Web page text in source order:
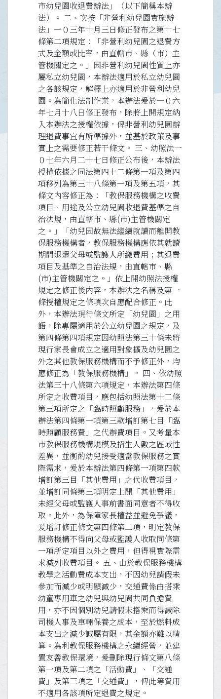
市幼兒園收退費辦法」（以下簡稱本辦
法）。 二、次按「非營利幼兒園實施辦
法」一０三年十月三日修正發布之第十七
條第二項規定：「非營利幼兒園之退費方
式及金額或比率，由直轄市、縣（市）主
管機關定之。」因非營利幼兒園性質上亦
屬私立幼兒園，本辦法適用於私立幼兒園
之各該規定，解釋上亦適用於非營利幼兒
園。為簡化法制作業，本辦法爰於一０六
年七月十八日修正發布，除將上開規定納
入本辦法之授權依據，俾非營利幼兒園辦
理退費事宜有所準據外，並基於政策及事
實上之需要修正若干條文。 三、幼照法一
０七年六月二十七日修正公布後，本辦法
授權依據之同法第四十二條第一項及第四
項移列為第三十八條第一項及第五項，其
條文內容修正為：「教保服務機構之收費
項目、用途及公立幼兒園收退費基準之自
治法規，由直轄市、縣(市)主管機關定
之。」「幼兒因故無法繼續就讀而離開教
保服務機構者，教保服務機構應依其就讀
期間退還父母或監護人所繳費用；其退費
項目及基準之自治法規，由直轄市、縣
(市)主管機關定之。」依上開幼照法授權
規定之修正後內容，本辦法之名稱及第一
條授權規定之條項次自應配合修正。此
外，本辦法現行條文所定「幼兒園」之用
語，除專屬適用於公立幼兒園之規定，及
第四條第四項規定因幼照法第三十條未將
現行家長會成立之適用對象擴及幼兒園之
外之其他教保服務機構而不予修正外，均
應修正為「教保服務機構」。 四、依幼照
法第三十八條第六項規定，本辦法第四條
所定之收費項目，應包括幼照法第十二條
第三項所定之「臨時照顧服務」，爰於本
辦法第四條第一項第三款增訂第七目「臨
時照顧服務費」之代辦費項目。又考量本
市教保服務機構規模及招生人數之區域性
差異，並衡酌幼兒接受適當教保服務之實
際需求，爰於本辦法第四條第一項第四款
增訂第三目「其他費用」之代收費項目，
並增訂同條第三項明定上開「其他費用」
未經父母或監護人事前書面同意者不得收
取。此外，為保障家長權益並避免爭議，
爰增訂修正條文第四條第二項，明定教保
服務機構不得向父母或監護人收取同條第
一項所定項目以外之費用，但得視實際需
求減列收費項目。 五、由於教保服務機構
教學之活動費成本支出，不因幼兒請假未
參加而減少或明顯減少，交通費係由搭乘
幼童專用車之幼兒與幼兒園共同負擔費
用，亦不因個別幼兒請假未搭乘而得減除
司機人事及車輛保養之成本，至於燃料成
本支出之減少誠屬有限，其金額亦難以精
算。為利教保服務機構之永續經營，並建
置友善教保環境，爰刪除現行條文第八條
第一項及第二項之「活動費」、「交通
費」及第三項之「交通費」，俾此等費用
不適用各該項所定退費之規定。